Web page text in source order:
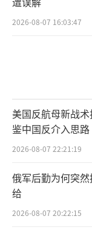
的俄美会谈为
根据乌沙
此次俄美会谈
（议会上院）
联邦安全局
报》就此分析
代表，却有安
定具体议题，
2026-08-07 16:03:47
美国反航母新战
鉴中国反介入思路
2026-08-07 22:21:19
俄军后勤为何突
给
2026-08-07 20:22:15